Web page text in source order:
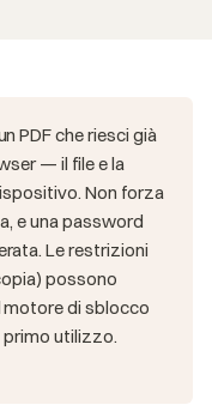
PDF che riesci già
— il file e la
Non forza
e una password
Le restrizioni
possono
motore di sblocco
primo utilizzo.